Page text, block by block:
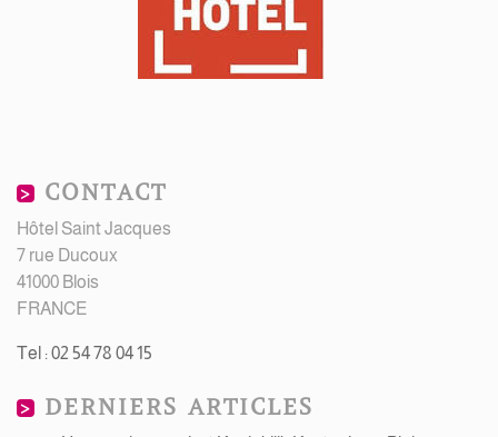
CONTACT
Hôtel Saint Jacques
7 rue Ducoux
41000 Blois
FRANCE
Tel : 02 54 78 04 15
DERNIERS ARTICLES